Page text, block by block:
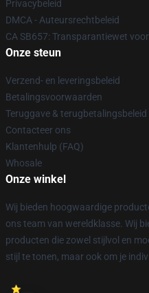
Privacybeleid
DMCA - Auteursrechtbeleid
CA SB657: Transparantiewet
Onze steun
Verzend- en leveringsbeleid
Betalingsvoorwaarden
Teruggave & terugbetalingsbeleid
Contacteer ons
Klantenhulp (FAQ)
Whosale
Onze winkel
Wij bieden hoogwaardige
ons team van wereldklasse. Wij
producten die zowel stijlvol en
stijl te tonen, maar ook om je